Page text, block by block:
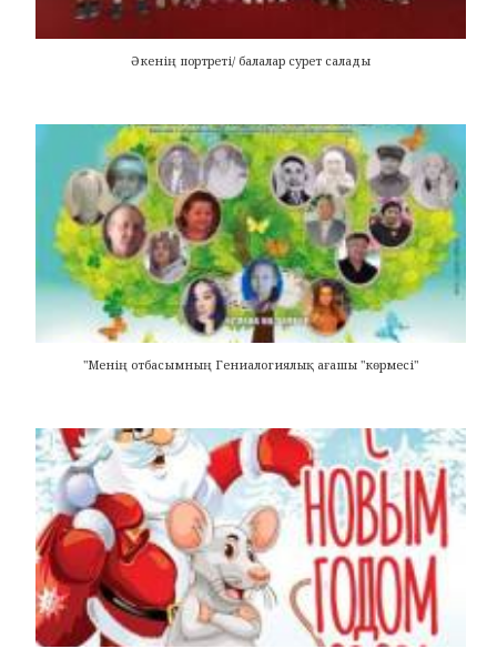
Әкенің портреті/ балалар сурет салады
"Менің отбасымның Гениалогиялық ағашы "көрмесі"